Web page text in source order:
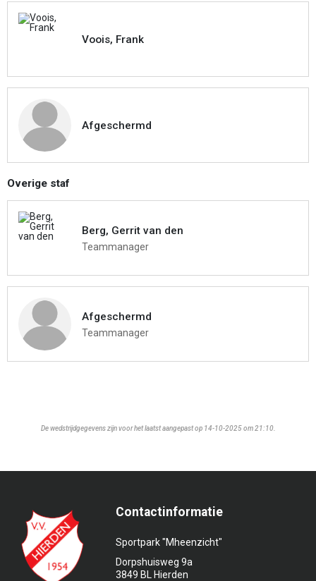
Voois, Frank
Afgeschermd
Overige staf
Berg, Gerrit van den
Teammanager
Afgeschermd
Teammanager
De wedstrijdgegevens zijn voor het laatst aangepast op 14-10-2025 om 21:10.
Contactinformatie
Sportpark "Mheenzicht"
Dorpshuisweg 9a
3849 BL Hierden